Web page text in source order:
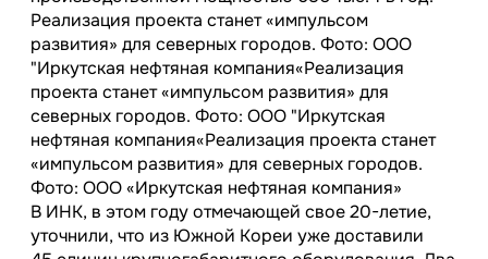
Реализация проекта станет «импульсом
развития» для северных городов. Фото: ООО
"Иркутская нефтяная компания«Реализация
проекта станет «импульсом развития» для
северных городов. Фото: ООО "Иркутская
нефтяная компания«Реализация проекта станет
«импульсом развития» для северных городов.
Фото: ООО «Иркутская нефтяная компания»
В ИНК, в этом году отмечающей свое20-летие,
уточнили, что из Южной Кореи уже доставили